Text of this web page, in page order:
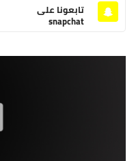
تابعونا على
snapchat